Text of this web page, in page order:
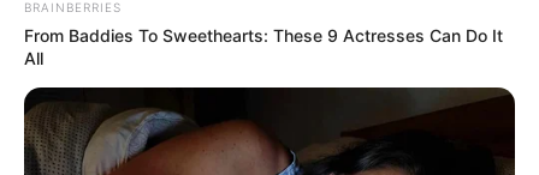
BRAINBERRIES
From Baddies To Sweethearts: These 9 Actresses Can Do It
All